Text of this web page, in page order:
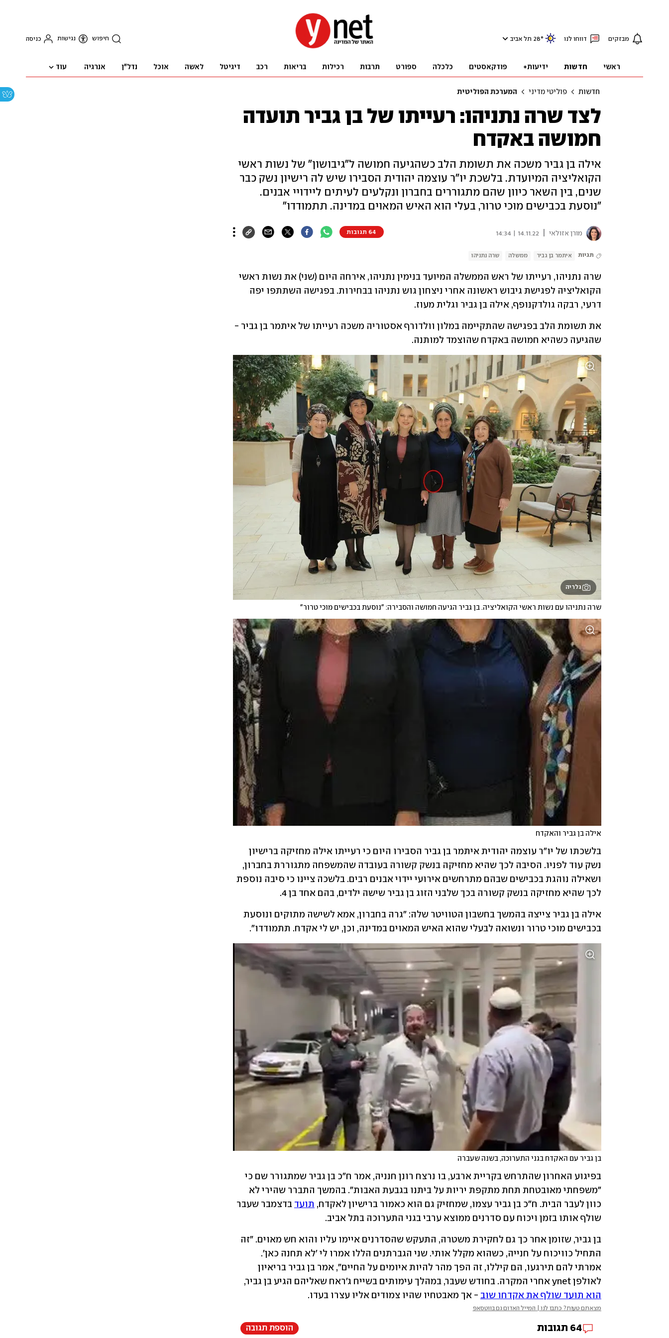
מבזקים דווחו לנו 28° תל אביב חיפוש נגישות כניסה
ראשי חדשות ידיעות+ פודקאסטים כלכלה ספורט תרבות רכילות בריאות רכב דיגיטל לאשה אוכל נדל"ן אנרגיה עוד
חדשות פוליטי מדיני המערכת הפוליטית
לצד שרה נתניהו: רעייתו של בן גביר תועדה
חמושה באקדח
אילה בן גביר משכה את תשומת הלב כשהגיעה חמושה ל"גיבושון" של נשות ראשי
הקואליציה המיועדת. בלשכת יו"ר עוצמה יהודית הסבירו שיש לה רישיון נשק כבר
שנים, בין השאר כיוון שהם מתגוררים בחברון ונקלעים לעיתים ליידויי אבנים.
"נוסעת בכבישים מוכי טרור, בעלי הוא האיש המאוים במדינה. תתמודדו"
מורן אזולאי 14.11.22 | 14:34 64 תגובות
תגיות איתמר בן גביר ממשלה שרה נתניהו
דרעי, רבקה גולדקנופף, אילה בן גביר וגלית מעוז.
שהגיעה כשהיא חמושה באקדח שהוצמד למותנה.
גלריה
שרה נתניהו עם נשות ראשי הקואליציה. בן גביר הגיעה חמושה והסבירה: "נוסעת בכבישים מוכי טרור"
אילה בן גביר והאקדח
לכך שהיא מחזיקה בנשק קשורה בכך שלבני הזוג בן גביר שישה ילדים, בהם אחד בן 4.
בכבישים מוכי טרור ונשואה לבעלי שהוא האיש המאוים במדינה, וכן, יש לי אקדח. תתמודדו".
בן גביר עם האקדח בגני התערוכה, בשנה שעברה
כוון לעבר הבית. ח"כ בן גביר עצמו, שמחזיק גם הוא כאמור ברישיון לאקדח, תועד
שולף אותו בזמן ויכוח עם סדרנים ממוצא ערבי בגני התערוכה בתל אביב.
לאולפן ynet אחרי המקרה. בחודש שעבר, במהלך עימותים בשייח ג'ראח שאליהם הגיע בן גביר,
הוא תועד שולף את אקדחו שוב - אך מאבטחיו שהיו צמודים אליו עצרו בעדו.
מצאתם טעות? כתבו לנו | המייל האדום גם בווטסאפ
64 תגובות הוספת תגובה